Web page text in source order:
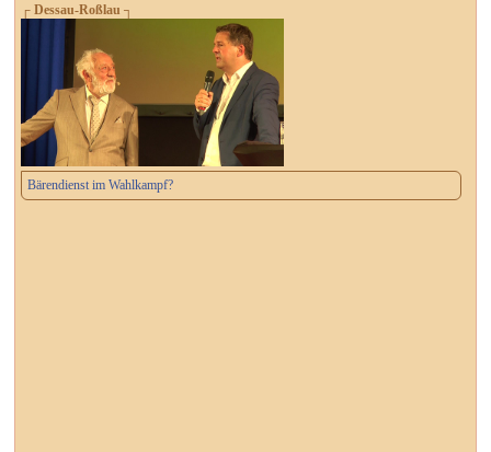
┌ Dessau-Roßlau ┐
Bärendienst im Wahlkampf?